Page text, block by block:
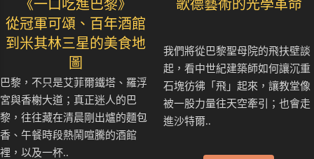
《一口吃進巴黎》
從冠軍可頌、百年酒館
到米其林三星的美食地
圖
巴黎，不只是艾菲爾鐵塔、羅浮
宮與香榭大道；真正迷人的巴
黎，往往藏在清晨剛出爐的麵包
香、午餐時段熱鬧喧騰的酒館
裡，以及一杯..
歌德藝術的光學革命
我們將從巴黎聖母院的飛扶壁談
起，看中世紀建築師如何讓沉重
石塊彷彿「飛」起來，讓教堂像
被一股力量往天空牽引；也會走
進沙特爾..